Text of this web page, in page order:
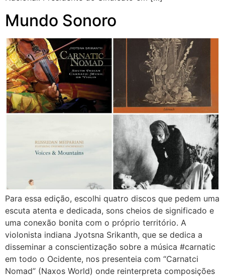
Mundo Sonoro
Para essa edição, escolhi quatro discos que pedem uma
escuta atenta e dedicada, sons cheios de significado e
uma conexão bonita com o próprio território. A
violonista indiana Jyotsna Srikanth, que se dedica a
disseminar a conscientização sobre a música #carnatic
em todo o Ocidente, nos presenteia com “Carnatci
Nomad” (Naxos World) onde reinterpreta composições